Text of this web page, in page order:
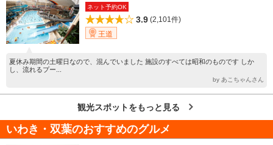
ネット予約OK
3.9 (2,101件)
王道
夏休み期間の土曜日なので、混んでいました 施設のすべては昭和のものです しか
し、流れるプー...
by あこちゃんさん
観光スポットをもっと見る
いわき・双葉のおすすめのグルメ